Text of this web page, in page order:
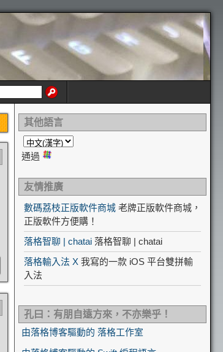
其他語言
通過
友情推廣
數碼荔枝正版軟件商城 老牌正版軟件商城，
正版軟件方便購！
落格智聊 | chatai 落格智聊 | chatai
落格輸入法 X 我寫的一款 iOS 平台雙拼輸
入法
孔曰：有朋自遠方來，不亦樂乎！
由落格博客驅動的 落格工作室